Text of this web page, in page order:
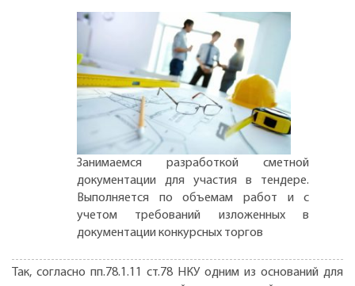
Занимаемся разработкой сметной
документации для участия в тендере.
Выполняется по объемам работ и с
учетом требований изложенных в
документации конкурсных торгов
Так, согласно пп.78.1.11 ст.78 НКУ одним из оснований для